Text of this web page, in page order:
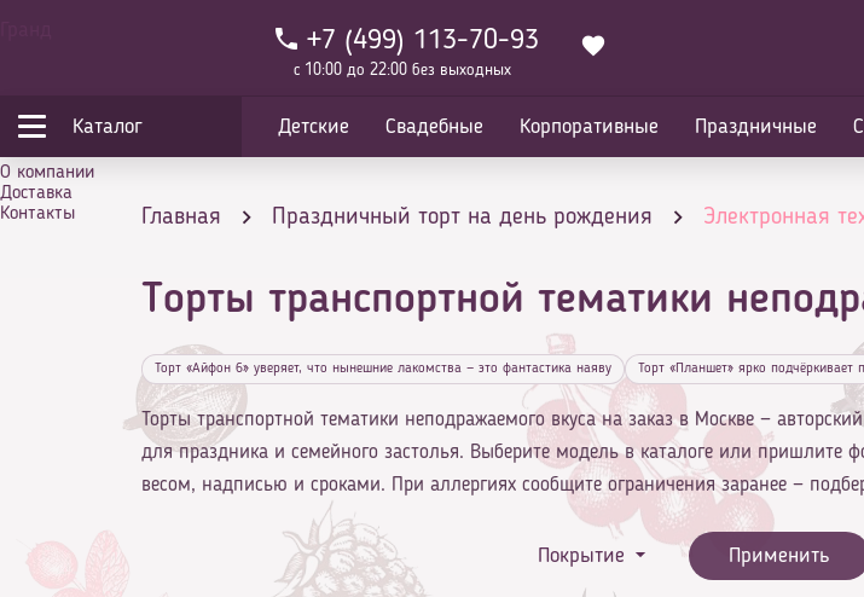
+7 (499) 113-70-93
с 10:00 до 22:00 без выходных
Каталог Детские Свадебные Корпоративные Праздничные
О компании
Доставка
Контакты
Главная Праздничный торт на день рождения Электронная
Торты транспортной тематики
Торт «Айфон 6» уверяет, что нынешние лакомства — это фантастика наяву Торт «Планшет» ярко подчёркивает
Торты транспортной тематики неподражаемого вкуса на заказ в Москве —
для праздника и семейного застолья. Выберите модель в каталоге или пришлите
весом, надписью и сроками. При аллергиях сообщите ограничения заранее —
Покрытие Применить